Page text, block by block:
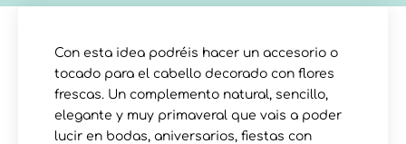
Con esta idea podréis hacer un accesorio o
tocado para el cabello decorado con flores
frescas. Un complemento natural, sencillo,
elegante y muy primaveral que vais a poder
lucir en bodas, aniversarios, fiestas con